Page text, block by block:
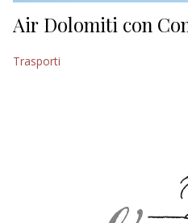
Air Dolomiti con
Trasporti